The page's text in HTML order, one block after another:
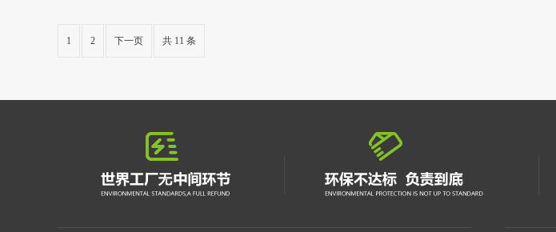
1 2 下一页 共 11 条